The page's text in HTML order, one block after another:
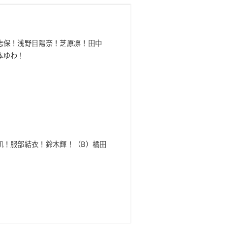
！浅野目陽奈！芝原凛！田中
わ！
服部結衣！鈴木輝！（B）橘田